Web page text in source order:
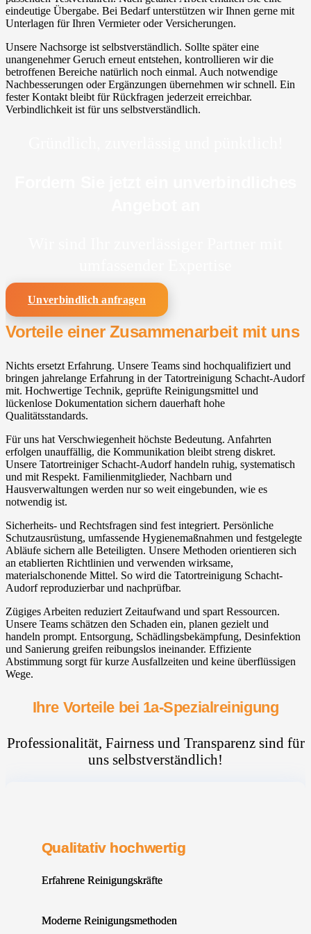
eindeutige Übergabe. Bei Bedarf unterstützen wir Ihnen gerne mit
Unterlagen für Ihren Vermieter oder Versicherungen.
Unsere Nachsorge ist selbstverständlich. Sollte später eine
unangenehmer Geruch erneut entstehen, kontrollieren wir die
betroffenen Bereiche natürlich noch einmal. Auch notwendige
Nachbesserungen oder Ergänzungen übernehmen wir schnell. Ein
fester Kontakt bleibt für Rückfragen jederzeit erreichbar.
Verbindlichkeit ist für uns selbstverständlich.
Unverbindlich anfragen
Vorteile einer Zusammenarbeit mit uns
Nichts ersetzt Erfahrung. Unsere Teams sind hochqualifiziert und
bringen jahrelange Erfahrung in der Tatortreinigung Schacht-Audorf
mit. Hochwertige Technik, geprüfte Reinigungsmittel und
lückenlose Dokumentation sichern dauerhaft hohe
Qualitätsstandards.
Für uns hat Verschwiegenheit höchste Bedeutung. Anfahrten
erfolgen unauffällig, die Kommunikation bleibt streng diskret.
Unsere Tatortreiniger Schacht-Audorf handeln ruhig, systematisch
und mit Respekt. Familienmitglieder, Nachbarn und
Hausverwaltungen werden nur so weit eingebunden, wie es
notwendig ist.
Sicherheits- und Rechtsfragen sind fest integriert. Persönliche
Schutzausrüstung, umfassende Hygienemaßnahmen und festgelegte
Abläufe sichern alle Beteiligten. Unsere Methoden orientieren sich
an etablierten Richtlinien und verwenden wirksame,
materialschonende Mittel. So wird die Tatortreinigung Schacht-
Audorf reproduzierbar und nachprüfbar.
Zügiges Arbeiten reduziert Zeitaufwand und spart Ressourcen.
Unsere Teams schätzen den Schaden ein, planen gezielt und
handeln prompt. Entsorgung, Schädlingsbekämpfung, Desinfektion
und Sanierung greifen reibungslos ineinander. Effiziente
Abstimmung sorgt für kurze Ausfallzeiten und keine überflüssigen
Wege.
Ihre Vorteile bei 1a-Spezialreinigung
Professionalität, Fairness und Transparenz sind für
uns selbstverständlich!
Qualitativ hochwertig
Erfahrene Reinigungskräfte
Moderne Reinigungsmethoden